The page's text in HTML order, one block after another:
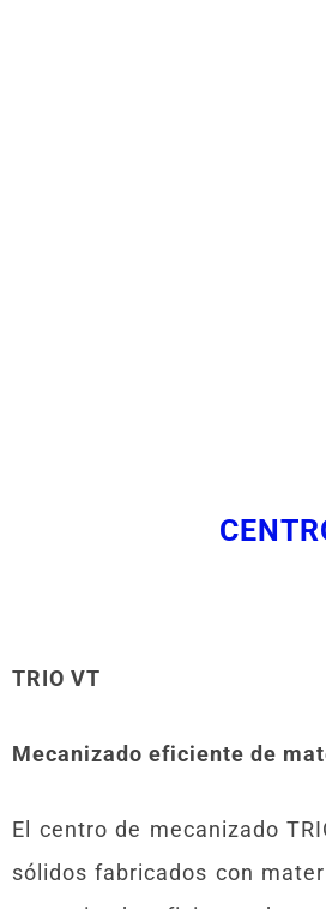
TRIO VT
Mecanizado eficiente de
El centro de mecanizado
sólidos fabricados con